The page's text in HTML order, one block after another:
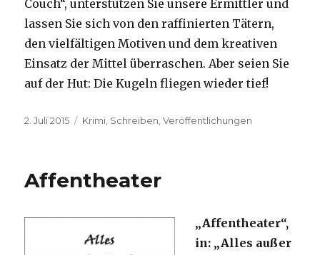
Couch“, unterstützen Sie unsere Ermittler und
lassen Sie sich von den raffinierten Tätern,
den vielfältigen Motiven und dem kreativen
Einsatz der Mittel überraschen. Aber seien Sie
auf der Hut: Die Kugeln fliegen wieder tief!
Veröffentlicht
2. Juli 2015 Kategorien
Krimi Schreiben ,Veröffentlichungen
Affentheater
„Affentheater“,
in: „Alles außer